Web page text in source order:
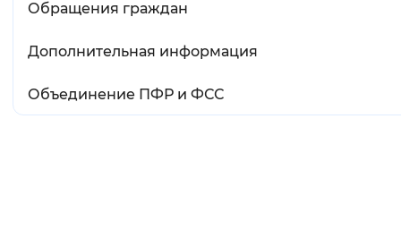
Обращения граждан
Дополнительная информация
Объединение ПФР и ФСС